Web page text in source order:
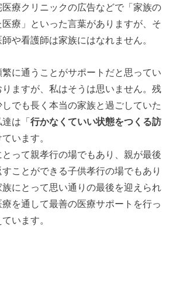
医療クリニックの広告などで「家族の
療」といった言葉がありますが、そ
や看護師は家族にはなれません。
に通うことがサポートだと思ってい
ますが、私はそうは思いません。残
でも長く本当の家族と過ごしていた
達は「行かなくていい状態をつくる訪
います。
って親孝行の場でもあり、親が最後
ことができる子供孝行の場でもあり
にとって思い通りの最後を迎えられ
を通して最善の医療サポートを行っ
います。